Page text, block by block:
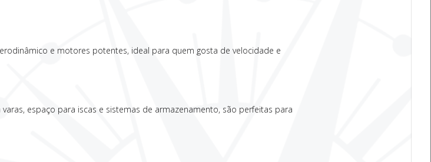
e motores potentes, ideal para quem gosta de velocidade e
espaço para iscas e sistemas de armazenamento, são perfeitas para